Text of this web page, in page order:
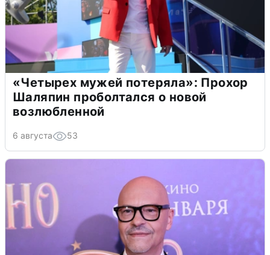
«Четырех мужей потеряла»: Прохор
Шаляпин проболтался о новой
возлюбленной
6 августа 53